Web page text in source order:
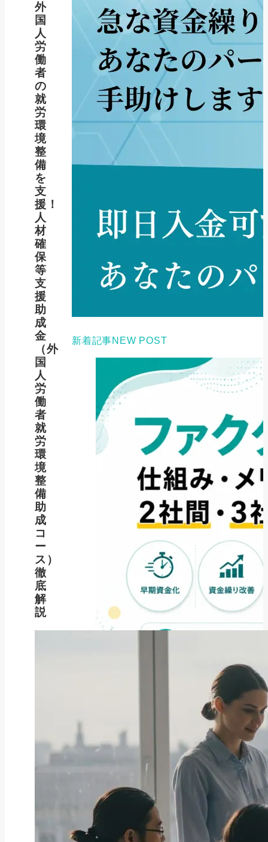
外
国
人
労
働
者
の
就
労
環
境
整
備
を
支
援！
人
材
確
保
等
支
援
助
成
金
（外
国
人
労
働
者
就
労
環
境
整
備
助
成
コ
ー
ス）
徹
底
解
説
新着記事NEW POST
ファクタリングとは？仕組み・メ
リット・注意点と...
2026年8月6日